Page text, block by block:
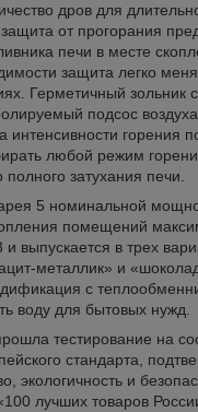
дров для
от прогорания
печи в месте
защита легко
Герметичный зольник
подсос
интенсивности горения
любой режим
полного затухания печи.
5 номинальной
помещений
выпускается в трех
металлик» и
с
воду для бытовых нужд.
тестирование на
стандарта,
экологичность и
лучших товаров